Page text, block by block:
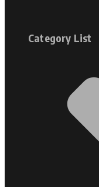
Category List